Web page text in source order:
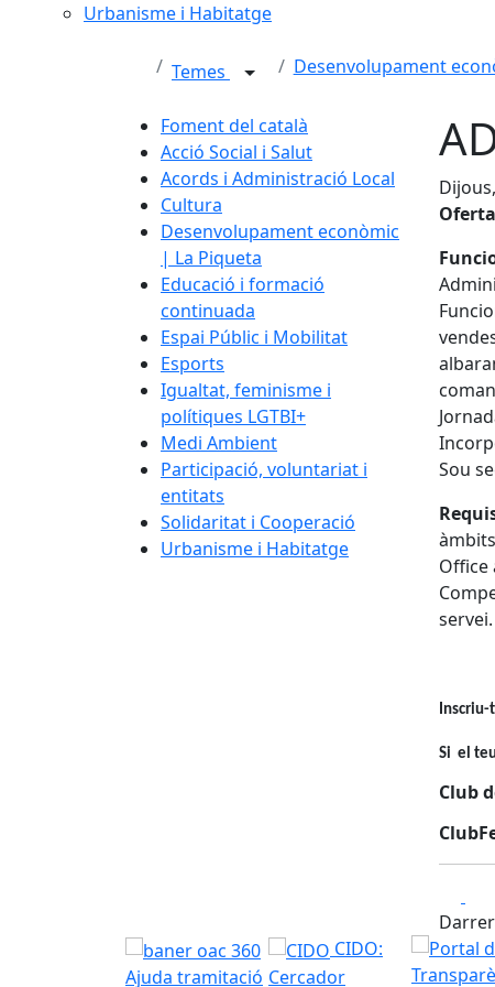
Urbanisme i Habitatge
Temes Desenvolupament
Foment del català
Acció Social i Salut
Acords i Administració Local
Cultura
Desenvolupament econòmic
| La Piqueta
Educació i formació
continuada
Espai Públic i Mobilitat
Esports
Igualtat, feminisme i
polítiques LGTBI+
Medi Ambient
Participació, voluntariat i
entitats
Solidaritat i Cooperació
Urbanisme i Habitatge
Sou
Office
servei.
Inscriu-
Si el
Club
Ajuda tramitació
CIDO:
Cercador